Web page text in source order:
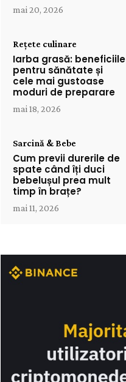
mai 20, 2026
Rețete culinare
Iarba grasă: beneficiile
pentru sănătate și
cele mai gustoase
moduri de preparare
mai 18, 2026
Sarcină & Bebe
Cum previi durerile de
spate când îți duci
bebelușul prea mult
timp în brațe?
mai 11, 2026